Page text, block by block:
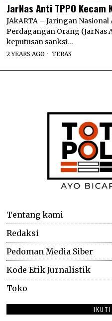
JarNas Anti TPPO Kecam
JAkARTA – Jaringan
Perdagangan Orang (JarNas
keputusan sanksi…
2 YEARS AGO TERAS
Tentang kami
Redaksi
Pedoman Media Siber
Kode Etik Jurnalistik
Toko
IKUTI